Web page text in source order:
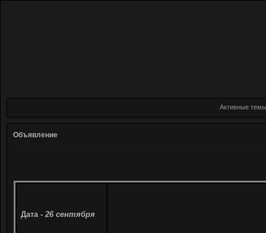
Активные темы
Объявление
Дата - 26 сентября